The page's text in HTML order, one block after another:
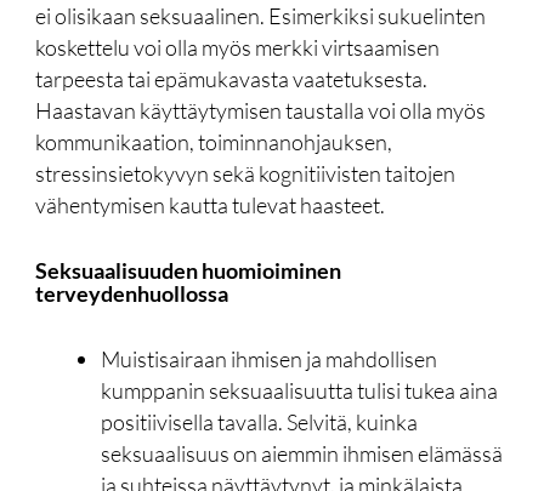
ei olisikaan seksuaalinen. Esimerkiksi sukuelinten
koskettelu voi olla myös merkki virtsaamisen
tarpeesta tai epämukavasta vaatetuksesta.
Haastavan käyttäytymisen taustalla voi olla myös
kommunikaation, toiminnanohjauksen,
stressinsietokyvyn sekä kognitiivisten taitojen
vähentymisen kautta tulevat haasteet.
Seksuaalisuuden huomioiminen
terveydenhuollossa
Muistisairaan ihmisen ja mahdollisen
kumppanin seksuaalisuutta tulisi tukea aina
positiivisella tavalla. Selvitä, kuinka
seksuaalisuus on aiemmin ihmisen elämässä
ja suhteissa näyttäytynyt, ja minkälaista